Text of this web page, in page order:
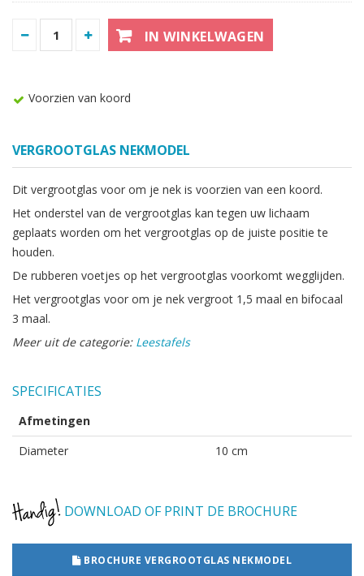
IN WINKELWAGEN
Voorzien van koord
VERGROOTGLAS NEKMODEL
Dit vergrootglas voor om je nek is voorzien van een koord.
Het onderstel van de vergrootglas kan tegen uw lichaam
geplaats worden om het vergrootglas op de juiste positie te
houden.
De rubberen voetjes op het vergrootglas voorkomt wegglijden.
Het vergrootglas voor om je nek vergroot 1,5 maal en bifocaal
3 maal.
Meer uit de categorie: Leestafels
SPECIFICATIES
Afmetingen
Diameter
10 cm
DOWNLOAD OF PRINT DE BROCHURE
BROCHURE VERGROOTGLAS NEKMODEL